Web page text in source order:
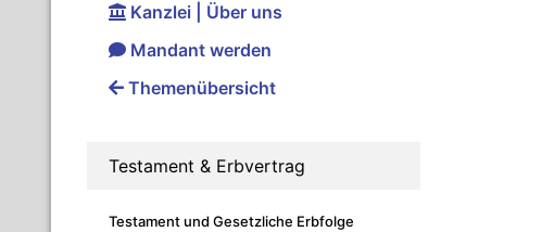
Kanzlei | Über uns
Mandant werden
Themenübersicht
Testament & Erbvertrag
Testament und Gesetzliche Erbfolge